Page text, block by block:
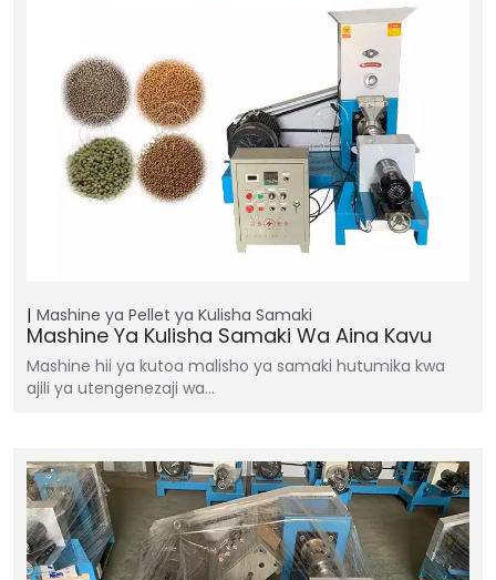
Mashine ya Pellet ya Kulisha Samaki
Mashine Ya Kulisha Samaki Wa Aina Kavu
Mashine hii ya kutoa malisho ya samaki hutumika kwa
ajili ya utengenezaji wa…